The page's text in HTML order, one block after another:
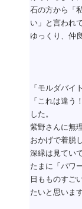
石の方から「
い」と言われ
ゆっくり、仲
「モルダバイ
「これは違う
した。
紫野さんに無
おかげで着脱
深緑は見てい
たまに「パワ
日もものすご
たいと思いま